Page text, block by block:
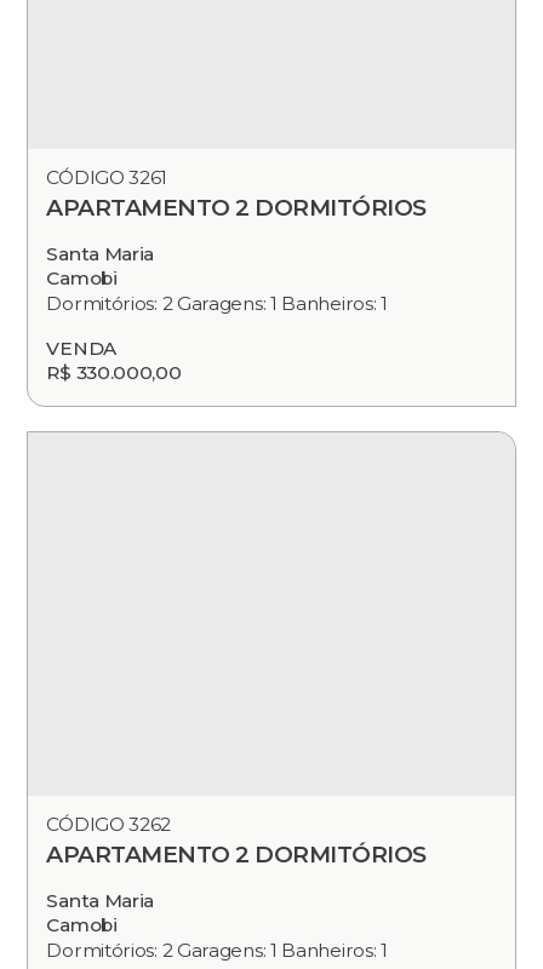
CÓDIGO 3261
APARTAMENTO 2 DORMITÓRIOS
Santa Maria
Camobi
Dormitórios: 2 Garagens: 1 Banheiros: 1
VENDA
R$ 330.000,00
CÓDIGO 3262
APARTAMENTO 2 DORMITÓRIOS
Santa Maria
Camobi
Dormitórios: 2 Garagens: 1 Banheiros: 1